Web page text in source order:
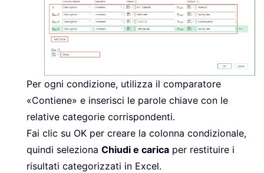
Per ogni condizione, utilizza il comparatore
«Contiene» e inserisci le parole chiave con le
relative categorie corrispondenti.
Fai clic su OK per creare la colonna condizionale,
quindi seleziona Chiudi e carica per restituire i
risultati categorizzati in Excel.